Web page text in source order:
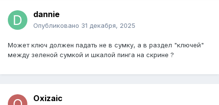
dannie
Опубликовано 31 декабря, 2025
Может ключ должен падать не в сумку, а в раздел "ключей"
между зеленой сумкой и шкалой пинга на скрине ?
Oxizaic